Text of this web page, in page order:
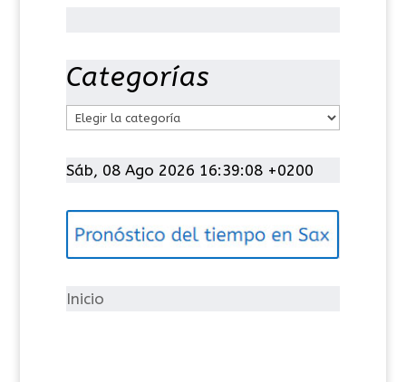
Categorías
t
g
í
Sáb, 08 Ago 2026 16:39:08 +0200
Inicio